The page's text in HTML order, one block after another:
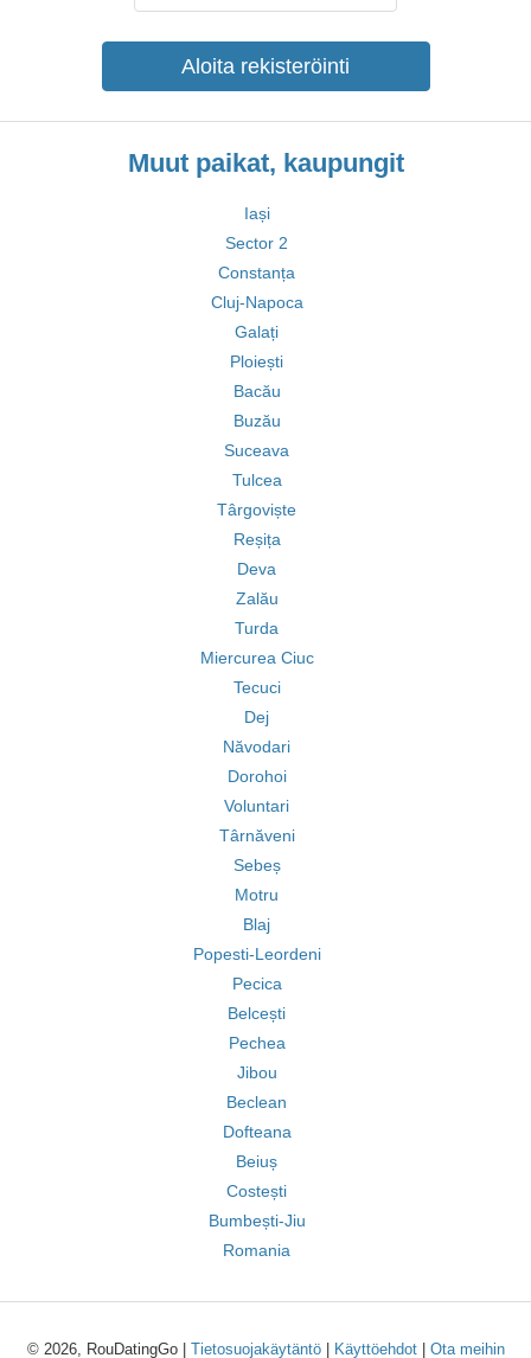
Aloita rekisteröinti
Muut paikat, kaupungit
Iași
Sector 2
Constanța
Cluj-Napoca
Galați
Ploiești
Bacău
Buzău
Suceava
Tulcea
Târgoviște
Reșița
Deva
Zalău
Turda
Miercurea Ciuc
Tecuci
Dej
Năvodari
Dorohoi
Voluntari
Târnăveni
Sebeș
Motru
Blaj
Popesti-Leordeni
Pecica
Belcești
Pechea
Jibou
Beclean
Dofteana
Beiuș
Costești
Bumbești-Jiu
Romania
© 2026, RouDatingGo | Tietosuojakäytäntö| Käyttöehdot| Ota meihin